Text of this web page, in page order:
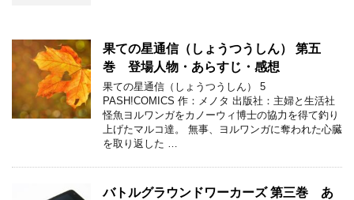
果ての星通信（しょうつうしん） 第五
巻 登場人物・あらすじ・感想
果ての星通信（しょうつうしん） 5
PASH!COMICS 作：メノタ 出版社：主婦と生活社
怪魚ヨルワンガをカノーウィ博士の協力を得て釣り
上げたマルコ達。 無事、ヨルワンガに奪われた心臓
を取り返した …
バトルグラウンドワーカーズ 第三巻 あ